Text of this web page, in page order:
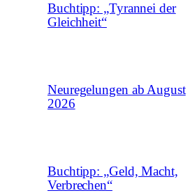
Buchtipp: „Tyrannei der
Gleichheit“
Neuregelungen ab August
2026
Buchtipp: „Geld, Macht,
Verbrechen“